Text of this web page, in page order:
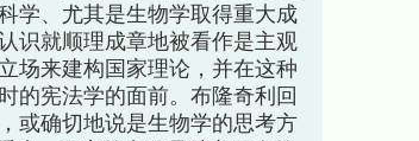
学、尤其是生物学取得重大成
识就顺理成章地被看作是主观
场来建构国家理论，并在这种
的宪法学的面前。布隆奇利回
或确切地说是生物学的思考方